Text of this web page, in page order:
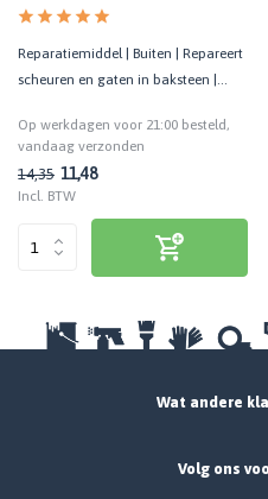
Reparatiemiddel | Buiten | Repareert
scheuren en gaten in baksteen |
Op werkdagen voor 21:00 besteld,
vandaag verzonden
14,35 11,48
Incl. BTW
Wat andere
Volg ons